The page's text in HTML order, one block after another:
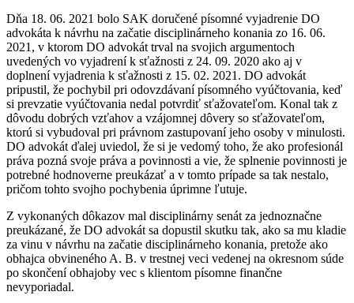
Dňa 18. 06. 2021 bolo SAK doručené písomné vyjadrenie DO
advokáta k návrhu na začatie disciplinárneho konania zo 16. 06.
2021, v ktorom DO advokát trval na svojich argumentoch
uvedených vo vyjadrení k sťažnosti z 24. 09. 2020 ako aj v
doplnení vyjadrenia k sťažnosti z 15. 02. 2021. DO advokát
pripustil, že pochybil pri odovzdávaní písomného vyúčtovania, keď
si prevzatie vyúčtovania nedal potvrdiť sťažovateľom. Konal tak z
dôvodu dobrých vzťahov a vzájomnej dôvery so sťažovateľom,
ktorú si vybudoval pri právnom zastupovaní jeho osoby v minulosti.
DO advokát ďalej uviedol, že si je vedomý toho, že ako profesionál
práva pozná svoje práva a povinnosti a vie, že splnenie povinnosti je
potrebné hodnoverne preukázať a v tomto prípade sa tak nestalo,
pričom tohto svojho pochybenia úprimne ľutuje.
Z vykonaných dôkazov mal disciplinárny senát za jednoznačne
preukázané, že DO advokát sa dopustil skutku tak, ako sa mu kladie
za vinu v návrhu na začatie disciplinárneho konania, pretože ako
obhajca obvineného A. B. v trestnej veci vedenej na okresnom súde
po skončení obhajoby vec s klientom písomne finančne
nevyporiadal.